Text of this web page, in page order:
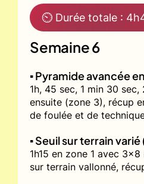
⏲ Durée totale :
Semaine 6
▪️ Pyramide avancée
1h, 45 sec, 1 min 30
ensuite (zone 3), récup
de foulée et de
▪️ Seuil sur terrain varié
1h15 en zone 1 avec
sur terrain vallonné,